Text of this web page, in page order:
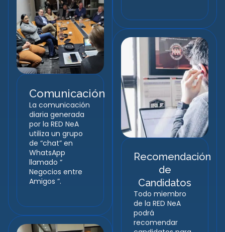
Comunicación
La comunicación
diaria generada
por la RED NeA
utiliza un grupo
de “chat” en
WhatsApp
llamado “
Negocios entre
Amigos ”.
Recomendación
de
Candidatos
Todo miembro
de la RED NeA
podrá
recomendar